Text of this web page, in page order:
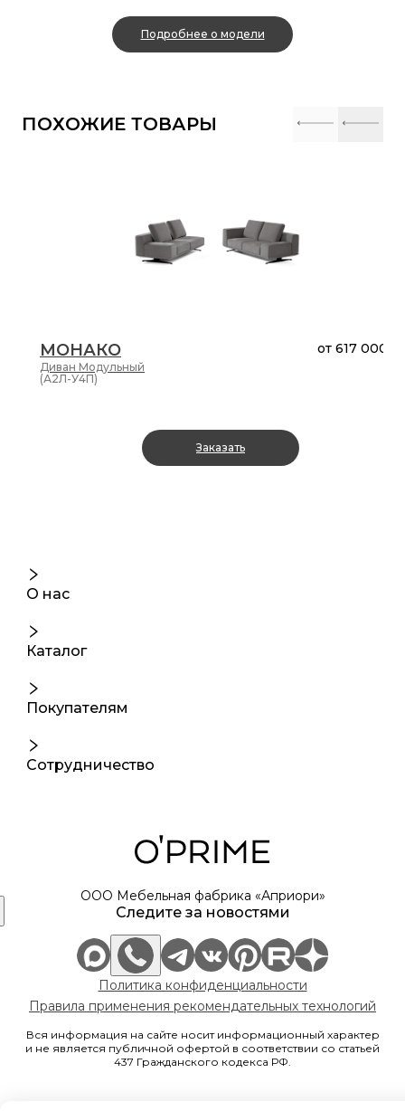
Подробнее о модели
ПОХОЖИЕ ТОВАРЫ
МОНАКО
Диван Модульный
от 617 000 ₽
(А2Л-У4П)
Заказать
О нас
Каталог
Покупателям
Сотрудничество
ООО Мебельная фабрика «Априори»
Следите за новостями
Политика конфиденциальности
Правила применения рекомендательных технологий
Вся информация на сайте носит информационный характер
и не является публичной офертой в соответствии со статьей
437 Гражданского кодекса РФ.